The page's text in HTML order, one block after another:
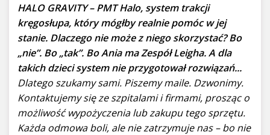
HALO GRAVITY – PMT Halo, system trakcji
kręgosłupa, który mógłby realnie pomóc w jej
stanie. Dlaczego nie może z niego skorzystać? Bo
„nie”. Bo „tak”. Bo Ania ma Zespół Leigha. A dla
takich dzieci system nie przygotował rozwiązań...
Dlatego szukamy sami. Piszemy maile. Dzwonimy.
Kontaktujemy się ze szpitalami i firmami, prosząc o
możliwość wypożyczenia lub zakupu tego sprzętu.
Każda odmowa boli, ale nie zatrzymuje nas – bo nie